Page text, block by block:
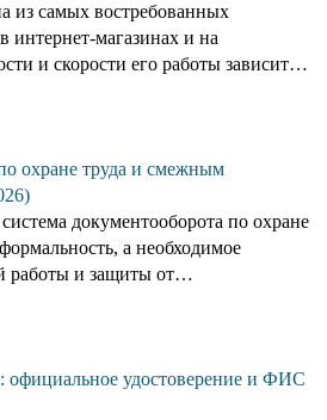
самых востребованных
интернет-магазинах и на
и скорости его работы зависит…
охране труда и смежным
документооборота по охране
а необходимое
работы и защиты от…
официальное удостоверение и ФИС